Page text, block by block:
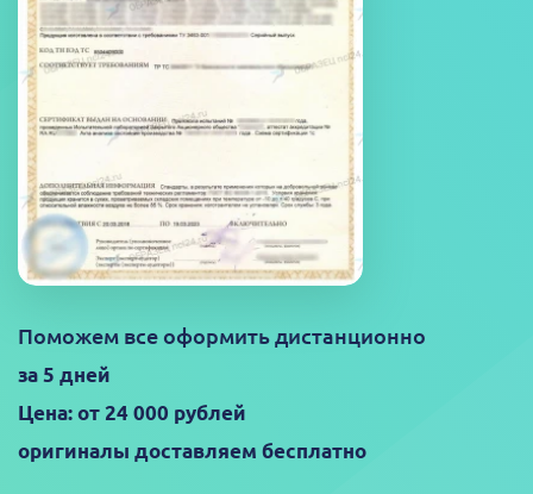
Поможем все оформить дистанционно
за 5 дней
Цена: от 24 000 рублей
оригиналы доставляем бесплатно